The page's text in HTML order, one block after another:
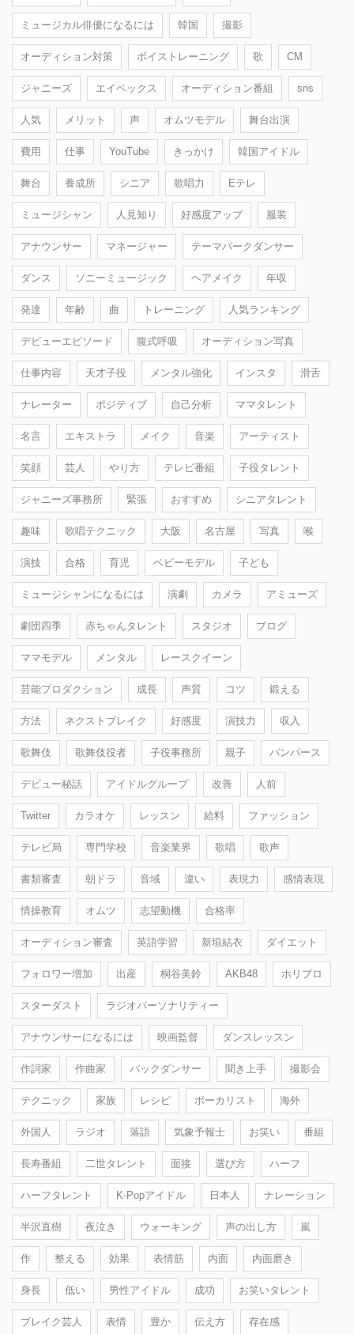
ミュージカル俳優になるには 韓国 撮影
オーディション対策 ボイストレーニング 歌 CM
ジャニーズ エイベックス オーディション番組 sns
人気 メリット 声 オムツモデル 舞台出演
費用 仕事 YouTube きっかけ 韓国アイドル
舞台 養成所 シニア 歌唱力 Eテレ
ミュージシャン 人見知り 好感度アップ 服装
アナウンサー マネージャー テーマパークダンサー
ダンス ソニーミュージック ヘアメイク 年収
発達 年齢 曲 トレーニング 人気ランキング
デビューエピソード 腹式呼吸 オーディション写真
仕事内容 天才子役 メンタル強化 インスタ 滑舌
ナレーター ポジティブ 自己分析 ママタレント
名言 エキストラ メイク 音楽 アーティスト
笑顔 芸人 やり方 テレビ番組 子役タレント
ジャニーズ事務所 緊張 おすすめ シニアタレント
趣味 歌唱テクニック 大阪 名古屋 写真 喉
演技 合格 育児 ベビーモデル 子ども
ミュージシャンになるには 演劇 カメラ アミューズ
劇団四季 赤ちゃんタレント スタジオ ブログ
ママモデル メンタル レースクイーン
芸能プロダクション 成長 声質 コツ 鍛える
方法 ネクストブレイク 好感度 演技力 収入
歌舞伎 歌舞伎役者 子役事務所 親子 パンパース
デビュー秘話 アイドルグループ 改善 人前
Twitter カラオケ レッスン 給料 ファッション
テレビ局 専門学校 音楽業界 歌唱 歌声
書類審査 朝ドラ 音域 違い 表現力 感情表現
情操教育 オムツ 志望動機 合格率
オーディション審査 英語学習 新垣結衣 ダイエット
フォロワー増加 出産 桐谷美鈴 AKB48 ホリプロ
スターダスト ラジオパーソナリティー
アナウンサーになるには 映画監督 ダンスレッスン
作詞家 作曲家 バックダンサー 聞き上手 撮影会
テクニック 家族 レシピ ボーカリスト 海外
外国人 ラジオ 落語 気象予報士 お笑い 番組
長寿番組 二世タレント 面接 選び方 ハーフ
ハーフタレント K-Popアイドル 日本人 ナレーション
半沢直樹 夜泣き ウォーキング 声の出し方 嵐
作 整える 効果 表情筋 内面 内面磨き
身長 低い 男性アイドル 成功 お笑いタレント
ブレイク芸人 表情 豊か 伝え方 存在感